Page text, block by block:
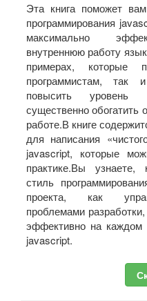
Эта книга поможет
программирования
максимально
внутреннюю работу
примерах, которые
программистам, так
повысить уровень
существенно обогатить
работе.В книге
для написания
javascript, которые
практике.Вы
стиль
проекта, как
проблемами
эффективно на каждом
javascript.